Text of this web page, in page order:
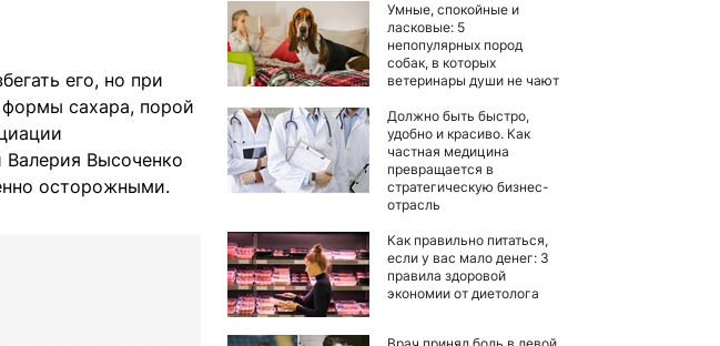
его, но при
формы сахара, порой
Валерия Высоченко
осторожными.
Умные, спокойные и
ласковые: 5
непопулярных пород
собак, в которых
ветеринары души не чают
Должно быть быстро,
удобно и красиво. Как
частная медицина
превращается в
стратегическую бизнес-
отрасль
Как правильно питаться,
если у вас мало денег: 3
правила здоровой
экономии от диетолога